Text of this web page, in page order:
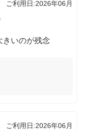
ご利用日:2026年06月
きいのが残念
ご利用日:2026年06月